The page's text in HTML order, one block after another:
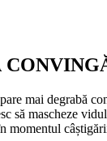
mai degrabă
să mascheze
momentul